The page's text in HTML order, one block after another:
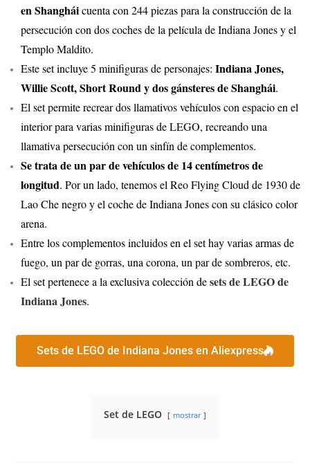
en Shangháicuenta con 244 piezas para la construcción de la
persecución con dos coches de la película de Indiana Jones y el
Templo Maldito.
Este set incluye 5 minifiguras de personajes: Indiana Jones,
Willie Scott, Short Round y dos gánsteres de Shanghái.
El set permite recrear dos llamativos vehículos con espacio en el
interior para varias minifiguras de LEGO, recreando una
llamativa persecución con un sinfín de complementos.
Se trata de un par de vehículos de 14 centímetros de
longitud. Por un lado, tenemos el Reo Flying Cloud de 1930 de
Lao Che negro y el coche de Indiana Jones con su clásico color
arena.
Entre los complementos incluidos en el set hay varias armas de
fuego, un par de gorras, una corona, un par de sombreros, etc.
El set pertenece a la exclusiva colección desets de LEGO de
Indiana Jones.
Sets de LEGO de Indiana Jones en Aliexpress
Set de LEGO mostrar